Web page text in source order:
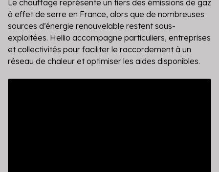
Le chauffage représente un tiers des émissions de gaz
à effet de serre en France, alors que de nombreuses
sources d’énergie renouvelable restent sous-
exploitées. Hellio accompagne particuliers, entreprises
et collectivités pour faciliter le raccordement à un
réseau de chaleur et optimiser les aides disponibles.